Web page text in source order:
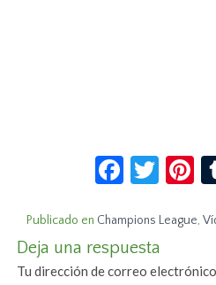
Publicado en Champions League,
Deja una respuesta
Tu dirección de correo